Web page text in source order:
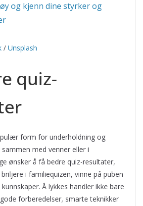
og kjenn dine styrker og
/ Unsplash
quiz-
form for underholdning og
med venner eller i
ønsker å få bedre quiz-resultater,
i familiequizen, vinne på puben
Å lykkes handler ikke bare
forberedelser, smarte teknikker